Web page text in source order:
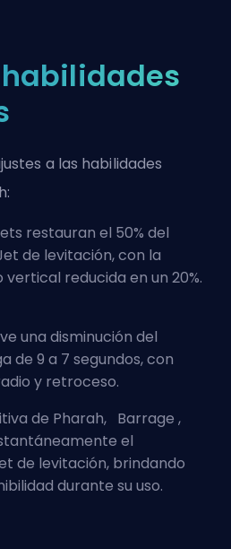
a las habilidades
restauran el 50% del
de levitación, con la
reducida en un 20%.
una disminución del
de 9 a 7 segundos, con
y retroceso.
de Pharah, Barrage ,
el
de levitación, brindando
durante su uso.